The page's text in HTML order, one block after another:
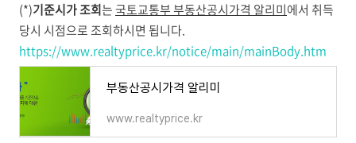
(*)기준시가 조회는국토교통부 부동산공시가격 알리미에서 취득
당시 시점으로 조회하시면 됩니다.
https://www.realtyprice.kr/notice/main/mainBody.htm
부동산공시가격 알리미
www.realtyprice.kr